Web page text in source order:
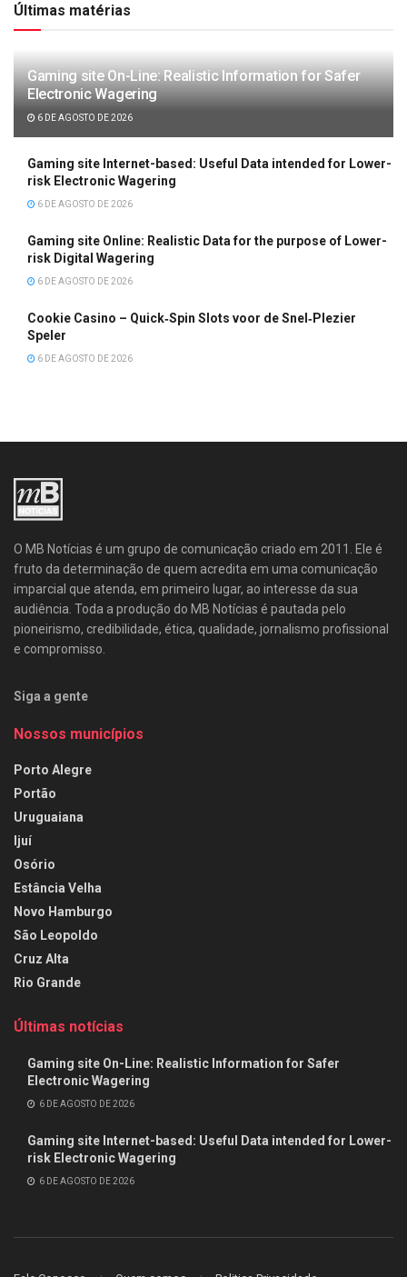
Últimas matérias
Gaming site On-Line: Realistic Information for Safer
Electronic Wagering
6 DE AGOSTO DE 2026
Gaming site Internet-based: Useful Data intended for Lower-
risk Electronic Wagering
6 DE AGOSTO DE 2026
Gaming site Online: Realistic Data for the purpose of Lower-
risk Digital Wagering
6 DE AGOSTO DE 2026
Cookie Casino – Quick‑Spin Slots voor de Snel‑Plezier
Speler
6 DE AGOSTO DE 2026
O MB Notícias é um grupo de comunicação criado em 2011. Ele é
fruto da determinação de quem acredita em uma comunicação
imparcial que atenda, em primeiro lugar, ao interesse da sua
audiência. Toda a produção do MB Notícias é pautada pelo
pioneirismo, credibilidade, ética, qualidade, jornalismo profissional
e compromisso.
Siga a gente
Nossos municípios
Porto Alegre
Portão
Uruguaiana
Ijuí
Osório
Estância Velha
Novo Hamburgo
São Leopoldo
Cruz Alta
Rio Grande
Últimas notícias
Gaming site On-Line: Realistic Information for Safer
Electronic Wagering
6 DE AGOSTO DE 2026
Gaming site Internet-based: Useful Data intended for Lower-
risk Electronic Wagering
6 DE AGOSTO DE 2026